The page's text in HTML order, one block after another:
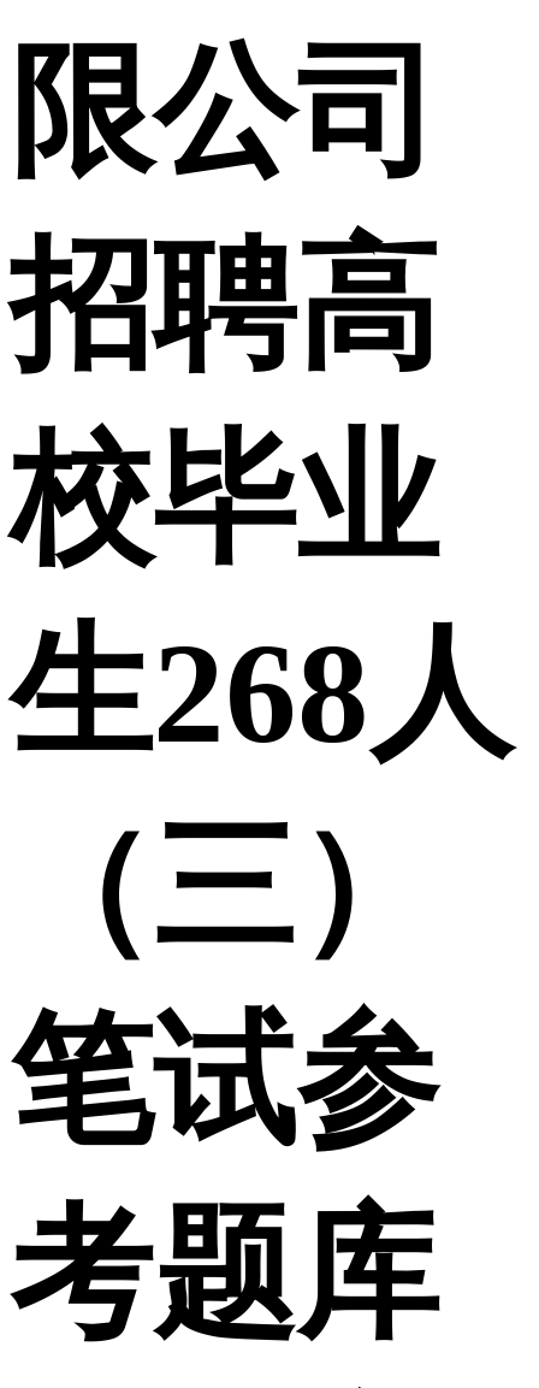
限公司
招聘高
校毕业
生268人
（三）
笔试参
考题库